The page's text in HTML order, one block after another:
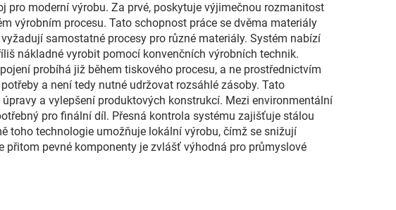
moderní výrobu. Za prvé, poskytuje výjimečnou rozmanitost
výrobním procesu. Tato schopnost práce se dvěma materiály
samostatné procesy pro různé materiály. Systém nabízí
nákladné vyrobit pomocí konvenčních výrobních technik.
probíhá již během tiskového procesu, a ne prostřednictvím
a není tedy nutné udržovat rozsáhlé zásoby. Tato
a vylepšení produktových konstrukcí. Mezi environmentální
pro finální díl. Přesná kontrola systému zajišťuje stálou
toho technologie umožňuje lokální výrobu, čímž se snižují
pevné komponenty je zvlášť výhodná pro průmyslové